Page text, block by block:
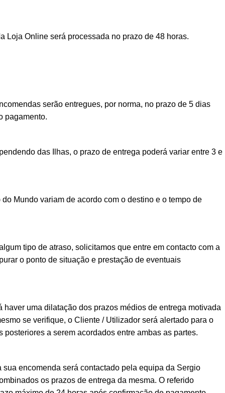
Loja Online será processada no prazo de 48 horas.
serão entregues, por norma, no prazo de 5 dias
pagamento.
das Ilhas, o prazo de entrega poderá variar entre 3 e
Mundo variam de acordo com o destino e o tempo de
tipo de atraso, solicitamos que entre em contacto com a
o ponto de situação e prestação de eventuais
haver uma dilatação dos prazos médios de entrega motivada
se verifique, o Cliente / Utilizador será alertado para o
posteriores a serem acordados entre ambas as partes.
sua encomenda será contactado pela equipa da Sergio
os prazos de entrega da mesma. O referido